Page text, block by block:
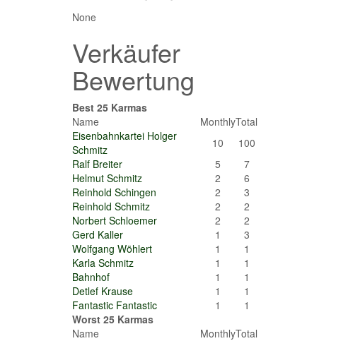
None
Verkäufer
Bewertung
Best 25 Karmas
Name
MonthlyTotal
Eisenbahnkartei Holger
Schmitz
10
100
Ralf Breiter
5
7
Helmut Schmitz
2
6
Reinhold Schingen
2
3
Reinhold Schmitz
2
2
Norbert Schloemer
2
2
Gerd Kaller
1
3
Wolfgang Wöhlert
1
1
Karla Schmitz
1
1
Bahnhof
1
1
Detlef Krause
1
1
Fantastic Fantastic
1
1
Worst 25 Karmas
Name
MonthlyTotal